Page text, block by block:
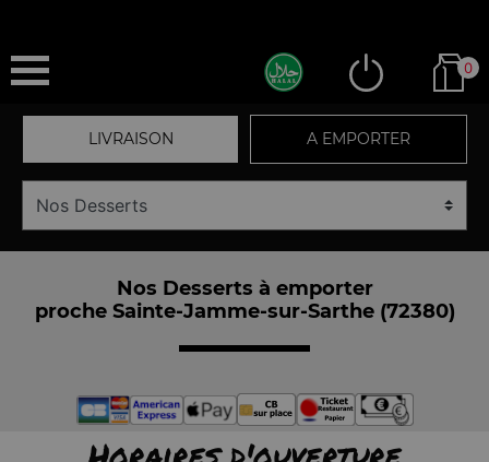
0
LIVRAISON A EMPORTER
Nos Desserts à emporter
proche Sainte-Jamme-sur-Sarthe (72380)